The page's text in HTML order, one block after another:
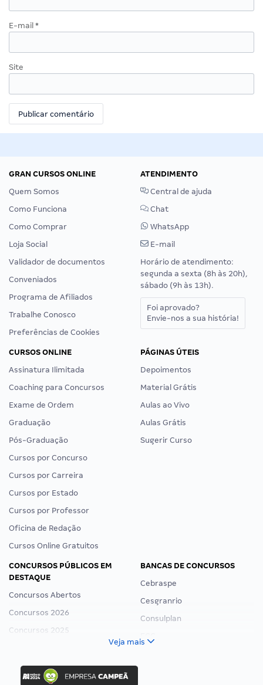
E-mail *
Site
GRAN CURSOS ONLINE
Quem Somos
Como Funciona
Como Comprar
Loja Social
Validador de documentos
Conveniados
Programa de Afiliados
Trabalhe Conosco
Preferências de Cookies
ATENDIMENTO
Central de ajuda
Chat
WhatsApp
E-mail
Horário de atendimento:
segunda a sexta (8h às 20h),
sábado (9h às 13h).
Foi aprovado?
Envie-nos a sua história!
CURSOS ONLINE
Assinatura Ilimitada
Coaching para Concursos
Exame de Ordem
Graduação
Pós-Graduação
Cursos por Concurso
Cursos por Carreira
Cursos por Estado
Cursos por Professor
Oficina de Redação
Cursos Online Gratuitos
PÁGINAS ÚTEIS
Depoimentos
Material Grátis
Aulas ao Vivo
Aulas Grátis
Sugerir Curso
CONCURSOS PÚBLICOS EM
DESTAQUE
Concursos Abertos
Concursos 2026
Concursos 2025
Concurso Nacional Unificado
Concurso Ibama
Concurso MPU
BANCAS DE CONCURSOS
Cebraspe
Cesgranrio
Consulplan
Veja mais